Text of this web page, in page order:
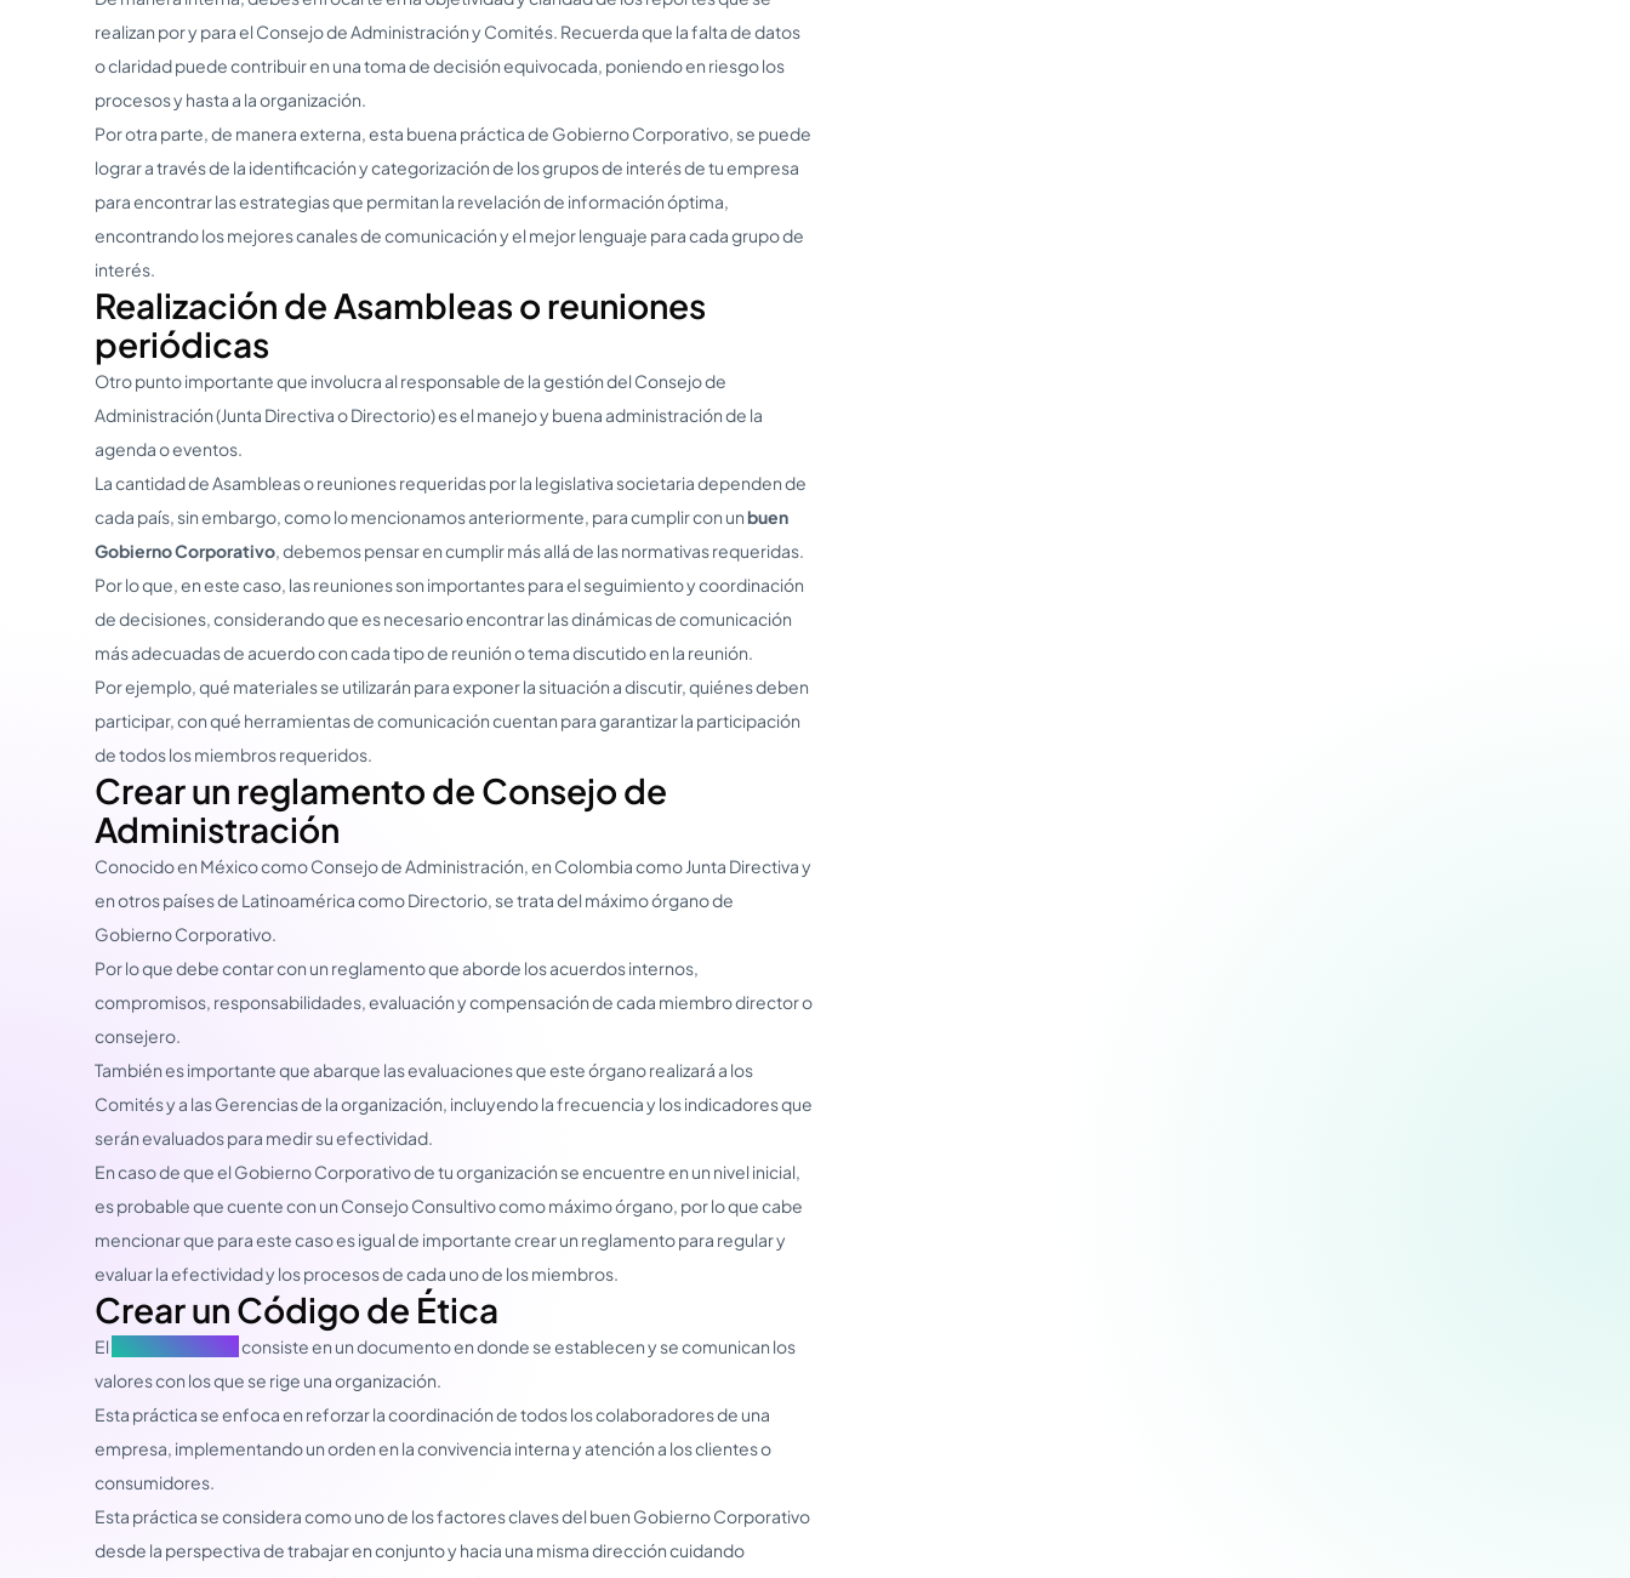
realizan por y para el Consejo de Administración y Comités. Recuerda que la falta de datos
o claridad puede contribuir en una toma de decisión equivocada, poniendo en riesgo los
procesos y hasta a la organización.
Por otra parte, de manera externa, esta buena práctica de Gobierno Corporativo, se puede
lograr a través de la identificación y categorización de los grupos de interés de tu empresa
para encontrar las estrategias que permitan la revelación de información óptima,
encontrando los mejores canales de comunicación y el mejor lenguaje para cada grupo de
interés.
Realización de Asambleas o reuniones
periódicas
Otro punto importante que involucra al responsable de la gestión del Consejo de
Administración (Junta Directiva o Directorio) es el manejo y buena administración de la
agenda o eventos.
La cantidad de Asambleas o reuniones requeridas por la legislativa societaria dependen de
cada país, sin embargo, como lo mencionamos anteriormente, para cumplir con unbuen
Gobierno Corporativo, debemos pensar en cumplir más allá de las normativas requeridas.
Por lo que, en este caso, las reuniones son importantes para el seguimiento y coordinación
de decisiones, considerando que es necesario encontrar las dinámicas de comunicación
más adecuadas de acuerdo con cada tipo de reunión o tema discutido en la reunión.
Por ejemplo, qué materiales se utilizarán para exponer la situación a discutir, quiénes deben
participar, con qué herramientas de comunicación cuentan para garantizar la participación
de todos los miembros requeridos.
Crear un reglamento de Consejo de
Administración
Conocido en México como Consejo de Administración, en Colombia como Junta Directiva y
en otros países de Latinoamérica como Directorio, se trata del máximo órgano de
Gobierno Corporativo.
Por lo que debe contar con un reglamento que aborde los acuerdos internos,
compromisos, responsabilidades, evaluación y compensación de cada miembro director o
consejero.
También es importante que abarque las evaluaciones que este órgano realizará a los
Comités y a las Gerencias de la organización, incluyendo la frecuencia y los indicadores que
serán evaluados para medir su efectividad.
En caso de que el Gobierno Corporativo de tu organización se encuentre en un nivel inicial,
es probable que cuente con un Consejo Consultivo como máximo órgano, por lo que cabe
mencionar que para este caso es igual de importante crear un reglamento para regular y
evaluar la efectividad y los procesos de cada uno de los miembros.
Crear un Código de Ética
El
consiste en un documento en donde se establecen y se comunican los
valores con los que se rige una organización.
Esta práctica se enfoca en reforzar la coordinación de todos los colaboradores de una
empresa, implementando un orden en la convivencia interna y atención a los clientes o
consumidores.
Esta práctica se considera como uno de los factores claves del buen Gobierno Corporativo
desde la perspectiva de trabajar en conjunto y hacia una misma dirección cuidando